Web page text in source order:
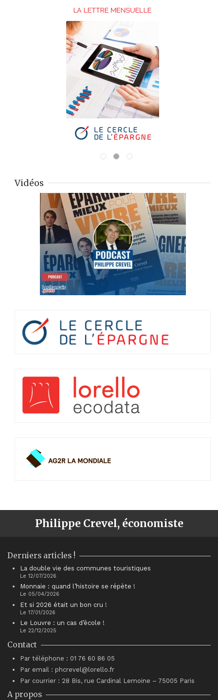
Vidéos
Philippe Crevel, économiste
Derniers articles !
La double vie des communes touristiques
Le 12/07/2026
Monnaie : quand l’histoire se répète !
Le 05/04/2026
Et si 2026 était un bon cru !
Le 17/01/2026
Le Louvre : un cas d’école !
Le 22/12/2025
Contact
Par téléphone : 01 76 60 86 05
Par email : phcrevel@lorello.fr
Par courrier : 28 Bis, rue Cardinal Lemoine – 75005 Paris
A propos